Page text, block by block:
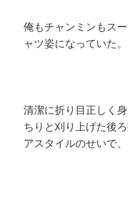
俺もチャンミンもス
ャツ姿になっていた。
清潔に折り目正しく
ちりと刈り上げた後
アスタイルのせいで